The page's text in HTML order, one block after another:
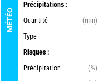
MÉTÉO
Précipitations :
Quantité
(mm)
Type
Risques :
Précipitation
(%)